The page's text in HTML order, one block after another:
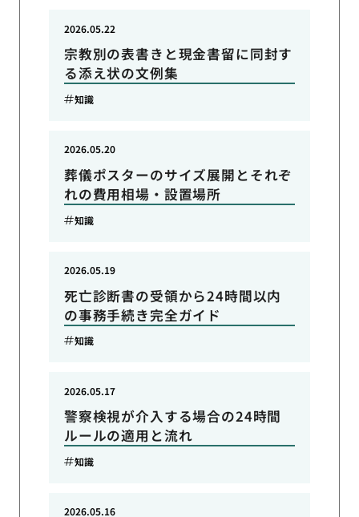
宗教別の表書きと現金書留に同封す
る添え状の文例集
2026.05.22
知識
葬儀ポスターのサイズ展開とそれぞ
れの費用相場・設置場所
2026.05.20
知識
死亡診断書の受領から24時間以内
の事務手続き完全ガイド
2026.05.19
知識
警察検視が介入する場合の24時間
ルールの適用と流れ
2026.05.17
知識
2026.05.16